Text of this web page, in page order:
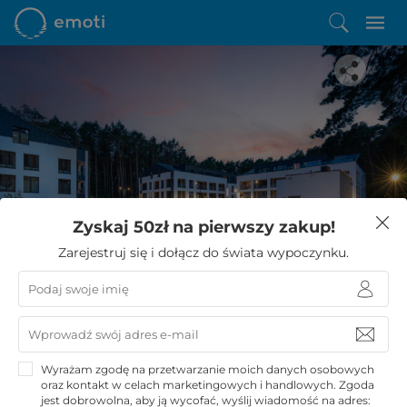
Spodobała Ci się ta oferta?
Zostało Ci zaledwie kilka kroków do niezwykłego
wypoczynku
Zyskaj 50zł na pierwszy zakup!
Zarejestruj się i dołącz do świata wypoczynku.
Wyrażam zgodę na przetwarzanie moich danych osobowych
oraz kontakt w celach marketingowych i handlowych. Zgoda
jest dobrowolna, aby ją wycofać, wyślij wiadomość na adres: